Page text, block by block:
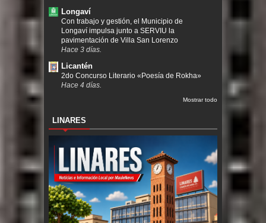
Longaví
Con trabajo y gestión, el Municipio de
Longaví impulsa junto a SERVIU la
pavimentación de Villa San Lorenzo
Hace 3 días.
Licantén
2do Concurso Literario «Poesía de Rokha»
Hace 4 días.
Mostrar todo
LINARES